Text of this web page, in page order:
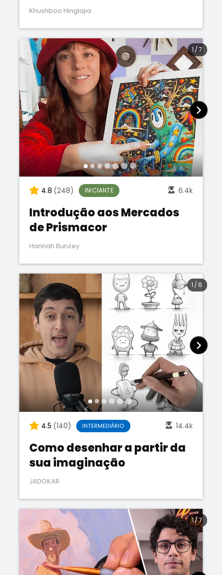
Khushboo Hinglajia
4.8 (248) INICIANTE 6.4k
Introdução aos Mercados
de Prismacor
Hannah Bunzey
1 /7
4.5 (140) INTERMEDIÁRIO 14.4k
Como desenhar a partir da
sua imaginação
JADOKAR
1 / 6
1/7